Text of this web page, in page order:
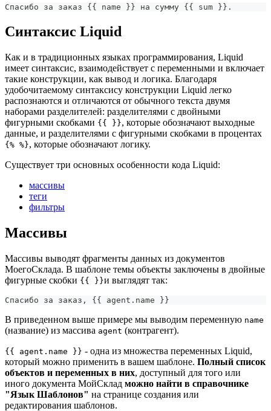
Спасибо за заказ {{ name }} на сумму {{ sum }}.
Синтаксис Liquid
Как и в традиционных языках программирования, Liquid
имеет синтаксис, взаимодействует с переменными и включает
такие конструкции, как вывод и логика. Благодаря
удобочитаемому синтаксису конструкции Liquid легко
распознаются и отличаются от обычного текста двумя
наборами разделителей: разделителями с двойными
фигурными скобками {{ }}, которые обозначают выходные
данные, и разделителями с фигурными скобками в процентах
{% %}, которые обозначают логику.
Существует три основных особенности кода Liquid:
массивы
теги
фильтры
Массивы
Массивы выводят фрагменты данных из документов
МоегоСклада. В шаблоне темы объекты заключены в двойные
фигурные скобки {{ }}и выглядят так:
Спасибо за заказ , {{ agent . name }}
В приведенном выше примере мы выводим переменную name
(название) из массива agent (контрагент).
{{ agent.name }} - одна из множества переменных Liquid,
который можно применить в вашем шаблоне. Полный список
объектов и переменных в них, доступный для того или
иного документа МойСклад можно найти в справочнике
"Язык Шаблонов" на странице создания или
редактирования шаблонов.